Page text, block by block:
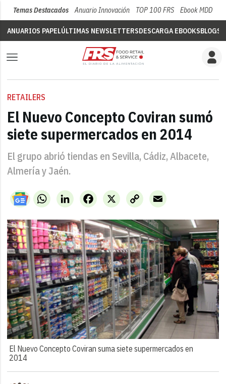
Temas Destacados Anuario Innovación TOP 100 FRS Ebook MDD
ANUARIOS PAPELÚLTIMAS NEWSLETTERSDESCARGA EBOOKSBLOGS
RETAILERS
El Nuevo Concepto Coviran sumó
siete supermercados en 2014
El grupo abrió tiendas en Sevilla, Cádiz, Albacete,
Almería y Jaén.
WhatsAppLinkedIn X
Facebook
Copy
Link
Email
El Nuevo Concepto Coviran suma siete supermercados en
2014